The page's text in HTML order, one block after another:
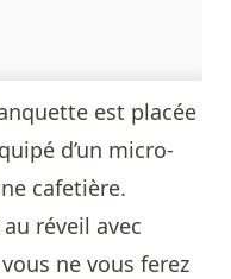
est placée
d’un micro-
cafetière.
réveil avec
ne vous ferez